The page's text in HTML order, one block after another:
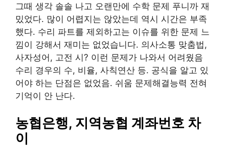
그때 생각 솔솔 나고 오랜만에 수학 문제 푸니까 재
밌었다. 많이 어렵지는 않았는데 역시 시간은 부족
했다. 수리 파트를 제외하고는 이슈를 위한 문제 느
낌이 강해서 재미는 없었습니다. 의사소통 맞춤법,
사자성어, 고전 시? 이런 문제가 나와서 어려웠음
수리 경우의 수, 비율, 사칙연산 등. 공식을 알고 있
어야 하는 단점은 없었음. 쉬움 문제해결능력 전혀
기억이 안 난다.
농협은행, 지역농협 계좌번호 차
이